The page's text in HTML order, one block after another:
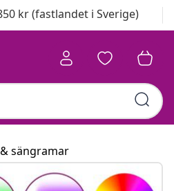
kr (fastlandet i Sverige)
sängramar